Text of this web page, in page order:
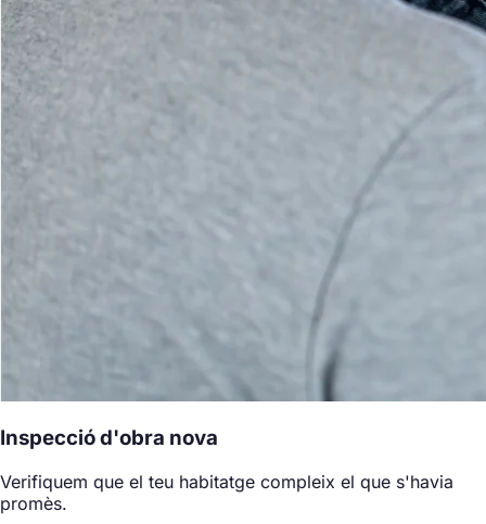
Inspecció d'obra nova
Verifiquem que el teu habitatge compleix el que s'havia
promès.